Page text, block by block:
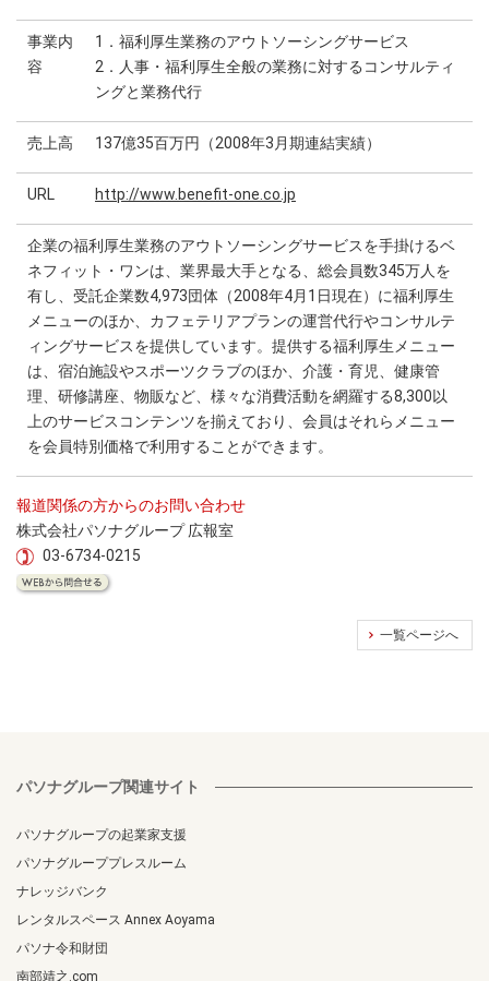
事業内
容
1．福利厚生業務のアウトソーシングサービス
2．人事・福利厚生全般の業務に対するコンサルティ
ングと業務代行
売上高 137億35百万円（2008年3月期連結実績）
URL http://www.benefit-one.co.jp
企業の福利厚生業務のアウトソーシングサービスを手掛けるベ
ネフィット・ワンは、業界最大手となる、総会員数345万人を
有し、受託企業数4,973団体（2008年4月1日現在）に福利厚生
メニューのほか、カフェテリアプランの運営代行やコンサルテ
ィングサービスを提供しています。提供する福利厚生メニュー
は、宿泊施設やスポーツクラブのほか、介護・育児、健康管
理、研修講座、物販など、様々な消費活動を網羅する8,300以
上のサービスコンテンツを揃えており、会員はそれらメニュー
を会員特別価格で利用することができます。
報道関係の方からのお問い合わせ
株式会社パソナグループ 広報室
03-6734-0215
一覧ページへ
パソナグループ関連サイト
パソナグループの起業家支援
パソナグループプレスルーム
ナレッジバンク
レンタルスペース Annex Aoyama
パソナ令和財団
南部靖之.com